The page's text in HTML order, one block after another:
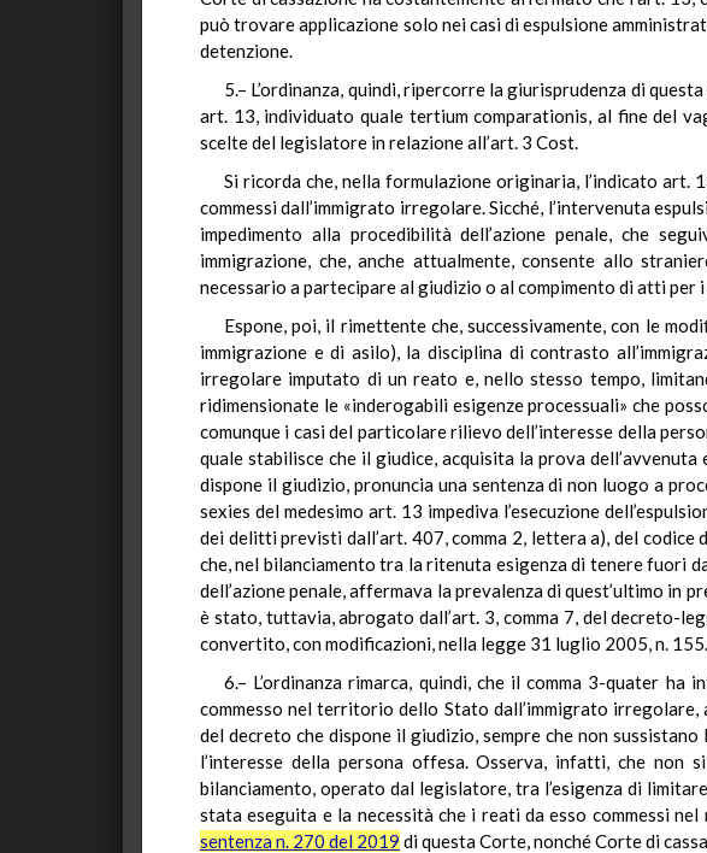
può trovare applicazione solo nei casi di espulsione
detenzione.
5.– L’ordinanza, quindi, ripercorre la giurisprudenza di
art. 13, individuato quale tertium comparationis, al fine del
scelte del legislatore in relazione all’art. 3 Cost.
Si ricorda che, nella formulazione originaria, l’indicato
commessi dall’immigrato irregolare. Sicché, l’intervenuta
impedimento alla procedibilità dell’azione penale, che
immigrazione, che, anche attualmente, consente allo
necessario a partecipare al giudizio o al compimento di atti per i
Espone, poi, il rimettente che, successivamente, con le
immigrazione e di asilo), la disciplina di contrasto
irregolare imputato di un reato e, nello stesso tempo,
ridimensionate le «inderogabili esigenze processuali» che
comunque i casi del particolare rilievo dell’interesse della
quale stabilisce che il giudice, acquisita la prova
dispone il giudizio, pronuncia una sentenza di non luogo a
sexies del medesimo art. 13 impediva l’esecuzione
dei delitti previsti dall’art. 407, comma 2, lettera a), del codice
che, nel bilanciamento tra la ritenuta esigenza di tenere fuori
dell’azione penale, affermava la prevalenza di quest’ultimo in
è stato, tuttavia, abrogato dall’art. 3, comma 7, del decreto-
convertito, con modificazioni, nella legge 31 luglio 2005, n. 155.
6.– L’ordinanza rimarca, quindi, che il comma 3-quater
commesso nel territorio dello Stato dall’immigrato irregolare,
del decreto che dispone il giudizio, sempre che non
l’interesse della persona offesa. Osserva, infatti, che
bilanciamento, operato dal legislatore, tra l’esigenza di
stata eseguita e la necessità che i reati da esso commessi
sentenza n. 270 del 2019 di questa Corte, nonché Corte di